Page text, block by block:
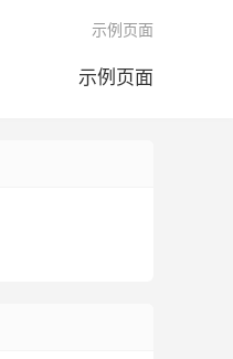
示例页面
示例页面